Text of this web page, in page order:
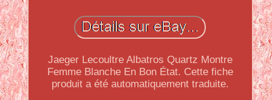
Jaeger Lecoultre Albatros Quartz Montre
Femme Blanche En Bon État. Cette fiche
produit a été automatiquement traduite.